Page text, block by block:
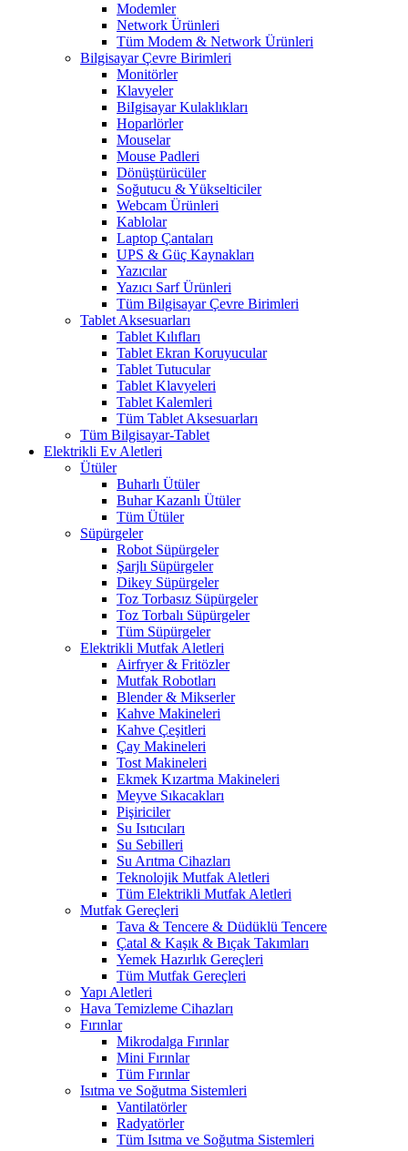
Modemler
Network Ürünleri
Tüm Modem & Network Ürünleri
Bilgisayar Çevre Birimleri
Monitörler
Klavyeler
BiIgisayar Kulaklıkları
Hoparlörler
Mouselar
Mouse Padleri
Dönüştürücüler
Soğutucu & Yükselticiler
Webcam Ürünleri
Kablolar
Laptop Çantaları
UPS & Güç Kaynakları
Yazıcılar
Yazıcı Sarf Ürünleri
Tüm Bilgisayar Çevre Birimleri
Tablet Aksesuarları
Tablet Kılıfları
Tablet Ekran Koruyucular
Tablet Tutucular
Tablet Klavyeleri
Tablet Kalemleri
Tüm Tablet Aksesuarları
Tüm Bilgisayar-Tablet
Elektrikli Ev Aletleri
Ütüler
Buharlı Ütüler
Buhar Kazanlı Ütüler
Tüm Ütüler
Süpürgeler
Robot Süpürgeler
Şarjlı Süpürgeler
Dikey Süpürgeler
Toz Torbasız Süpürgeler
Toz Torbalı Süpürgeler
Tüm Süpürgeler
Elektrikli Mutfak Aletleri
Airfryer & Fritözler
Mutfak Robotları
Blender & Mikserler
Kahve Makineleri
Kahve Çeşitleri
Çay Makineleri
Tost Makineleri
Ekmek Kızartma Makineleri
Meyve Sıkacakları
Pişiriciler
Su Isıtıcıları
Su Sebilleri
Su Arıtma Cihazları
Teknolojik Mutfak Aletleri
Tüm Elektrikli Mutfak Aletleri
Mutfak Gereçleri
Tava & Tencere & Düdüklü Tencere
Çatal & Kaşık & Bıçak Takımları
Yemek Hazırlık Gereçleri
Tüm Mutfak Gereçleri
Yapı Aletleri
Hava Temizleme Cihazları
Fırınlar
Mikrodalga Fırınlar
Mini Fırınlar
Tüm Fırınlar
Isıtma ve Soğutma Sistemleri
Vantilatörler
Radyatörler
Tüm Isıtma ve Soğutma Sistemleri